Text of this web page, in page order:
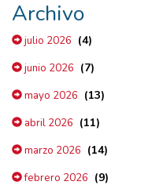
Archivo
julio 2026 (4)
junio 2026 (7)
mayo 2026 (13)
abril 2026 (11)
marzo 2026 (14)
febrero 2026 (9)